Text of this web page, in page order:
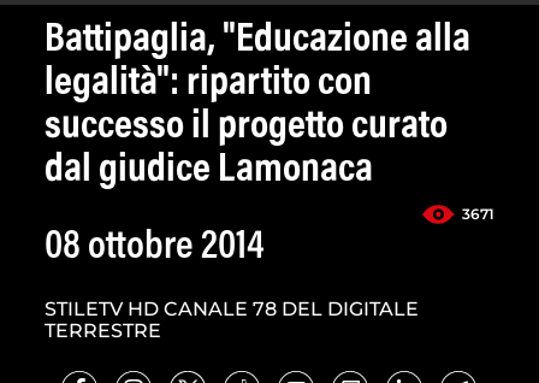
Battipaglia, "Educazione alla
legalità": ripartito con
successo il progetto curato
dal giudice Lamonaca
3671
08 ottobre 2014
STILETV HD CANALE 78 DEL DIGITALE
TERRESTRE